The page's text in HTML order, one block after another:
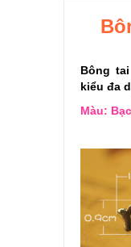
Bông
kiểu đa
Màu: Bạc